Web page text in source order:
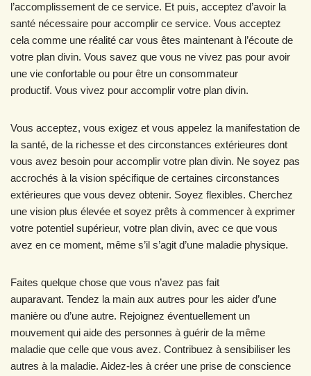
l’accomplissement de ce service. Et puis, acceptez d’avoir la
santé nécessaire pour accomplir ce service. Vous acceptez
cela comme une réalité car vous êtes maintenant à l’écoute de
votre plan divin. Vous savez que vous ne vivez pas pour avoir
une vie confortable ou pour être un consommateur
productif. Vous vivez pour accomplir votre plan divin.
Vous acceptez, vous exigez et vous appelez la manifestation de
la santé, de la richesse et des circonstances extérieures dont
vous avez besoin pour accomplir votre plan divin. Ne soyez pas
accrochés à la vision spécifique de certaines circonstances
extérieures que vous devez obtenir. Soyez flexibles. Cherchez
une vision plus élevée et soyez prêts à commencer à exprimer
votre potentiel supérieur, votre plan divin, avec ce que vous
avez en ce moment, même s’il s’agit d’une maladie physique.
Faites quelque chose que vous n’avez pas fait
auparavant. Tendez la main aux autres pour les aider d’une
manière ou d’une autre. Rejoignez éventuellement un
mouvement qui aide des personnes à guérir de la même
maladie que celle que vous avez. Contribuez à sensibiliser les
autres à la maladie. Aidez-les à créer une prise de conscience